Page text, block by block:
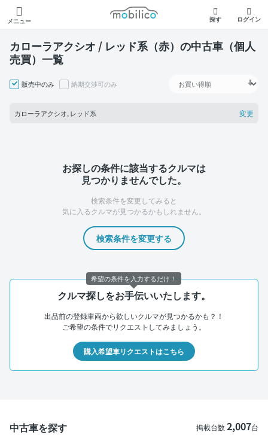
メニュー
モビリコ
探す ログイン
カローラアクシオ / レッド系（赤）の中古車（個人
売買）一覧
販売中のみ 納期交渉可のみ
カローラアクシオ, レッド系 変更
お探しの条件に該当するクルマは
見つかりませんでした。
検索条件を変更してみると
気に入るクルマが見つかるかもしれません。
検索条件を変更する
クルマ探しをお手伝いいたします。
出品前の登録車両から欲しいクルマが見つかるかも？！
ご希望の条件でリクエストしてみましょう。
購入希望車リクエストはこちら
中古車を探す 掲載台数2,007台
希望の条件を入力するだけ！